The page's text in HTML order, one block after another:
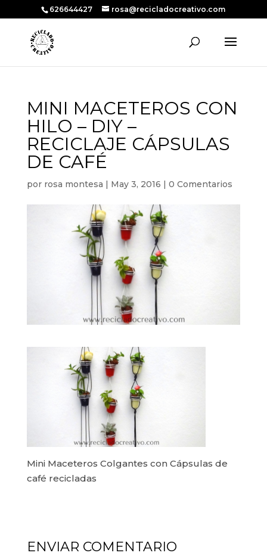
626644427 rosa@recicladocreativo.com
MINI MACETEROS CON
HILO – DIY –
RECICLAJE CÁPSULAS
DE CAFÉ
por rosa montesa | May 3, 2016 | 0 Comentarios
Mini Maceteros Colgantes con Cápsulas de
café recicladas
ENVIAR COMENTARIO